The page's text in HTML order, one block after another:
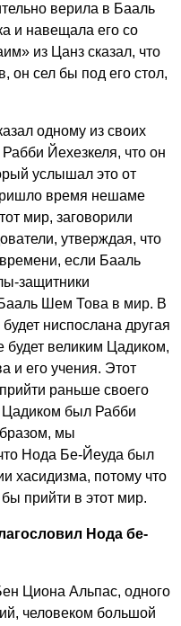
верила в Бааль
и навещала его со
из Цанз сказал, что
сел бы под его стол,
одному из своих
Йехезкеля, что он
услышал это от
время нешаме
мир, заговорили
утверждая, что
если Бааль
защитники
Шем Това в мир. В
ниспослана другая
будет великим Цадиком,
и его учения. Этот
раньше своего
был Рабби
мы
Нода Бе-Йеуда был
хасидизма, потому что
прийти в этот мир.
Нода бе-
Циона Альпас, одного
человеком большой